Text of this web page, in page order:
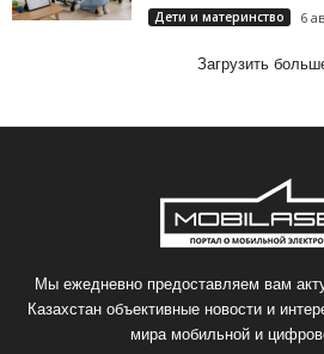
Дети и материнство 6
Загрузить
Мы ежедневно предоставляем вам
Казахстан объективные новости и
мира мобильной и